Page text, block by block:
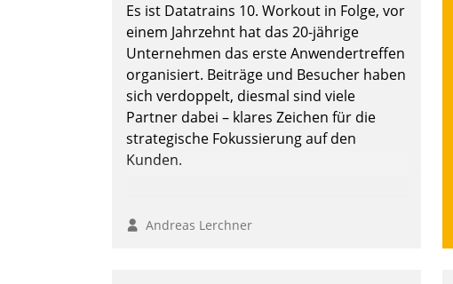
Es ist Datatrains 10. Workout in Folge, vor
einem Jahrzehnt hat das 20-jährige
Unternehmen das erste Anwendertreffen
organisiert. Beiträge und Besucher haben
sich verdoppelt, diesmal sind viele
Partner dabei – klares Zeichen für die
strategische Fokussierung auf den
Kunden.
Andreas Lerchner